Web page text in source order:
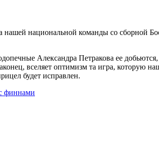
национальной команды со сборной
Александра Петракова ее
вселяет оптимизм та игра, которую
будет исправлен.
финнами